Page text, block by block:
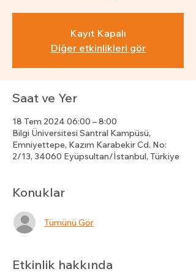
Kayıt Kapalı
Diğer etkinlikleri gör
Saat ve Yer
18 Tem 2024 06:00 – 8:00
Bilgi Üniversitesi Santral Kampüsü,
Emniyettepe, Kazım Karabekir Cd. No:
2/13, 34060 Eyüpsultan/İstanbul, Türkiye
Konuklar
Tümünü Gör
Etkinlik hakkında